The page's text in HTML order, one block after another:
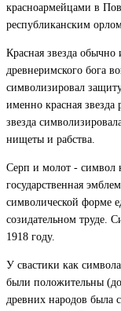
красноармейцами в
республиканским
Красная звезда
древнеримского бога
символизировал
именно красная звезда
звезда
нищеты и рабства.
Серп и молот - символ
государственная
символической форме
созидательном труде.
1918 году.
У свастики как
были положительны
древних народов была